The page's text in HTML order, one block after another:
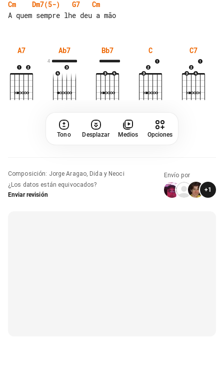
Cm
Dm7(5-) G7
Cm
A7 Ab7
4
Bb7 C C7
Tono Desplazar Medios Opciones
Composición: Jorge Aragao, Dida y Neoci
¿Los datos están equivocados?
Enviar revisión
Envío por
+1